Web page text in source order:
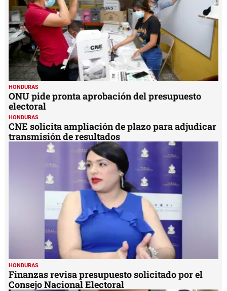
HONDURAS
ONU pide pronta aprobación del presupuesto
electoral
HONDURAS
CNE solicita ampliación de plazo para adjudicar
transmisión de resultados
HONDURAS
Finanzas revisa presupuesto solicitado por el
Consejo Nacional Electoral